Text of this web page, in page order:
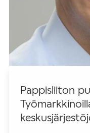
Pappisliiton